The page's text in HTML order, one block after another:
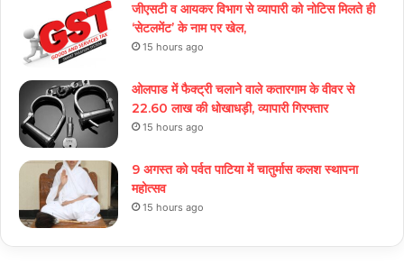
जीएसटी व आयकर विभाग से व्यापारी को नोटिस मिलते ही
‘सेटलमेंट’ के नाम पर खेल,
15 hours ago
ओलपाड में फैक्ट्री चलाने वाले कतारगाम के वीवर से
22.60 लाख की धोखाधड़ी, व्यापारी गिरफ्तार
15 hours ago
9 अगस्त को पर्वत पाटिया में चातुर्मास कलश स्थापना
महोत्सव
15 hours ago